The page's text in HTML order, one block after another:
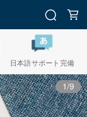
日本語サポート完備
1/9